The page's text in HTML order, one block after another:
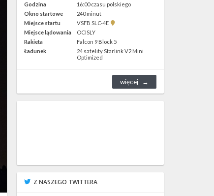
Godzina
16:00 czasu polskiego
Okno startowe
240 minut
Miejsce startu
VSFB SLC-4E
Pokaż
SLC-
4E w
Google
Miejsce lądowania
OCISLY
Rakieta
Falcon 9 Block 5
Ładunek
24 satelity Starlink V2 Mini
Optimized
więcej
Z NASZEGO TWITTERA